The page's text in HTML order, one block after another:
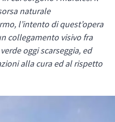
naturale
l’intento di quest’opera
collegamento visivo fra
oggi scarseggia, ed
alla cura ed al rispetto